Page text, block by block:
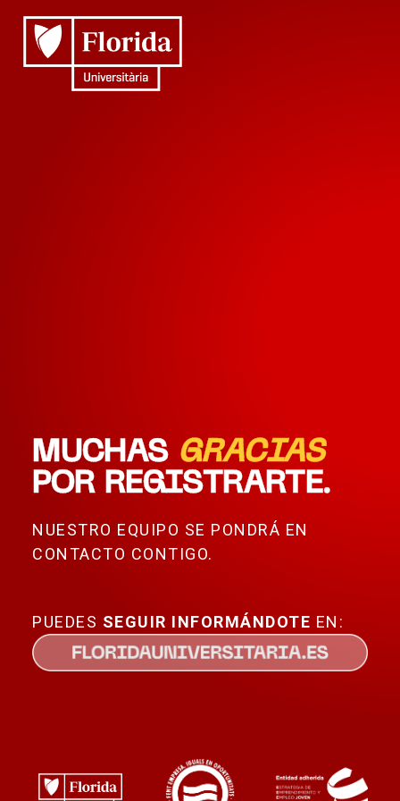
MUCHAS GRACIAS
POR REGISTRARTE.
NUESTRO EQUIPO SE PONDRÁ EN
CONTACTO CONTIGO.
PUEDES SEGUIR INFORMÁNDOTE EN: